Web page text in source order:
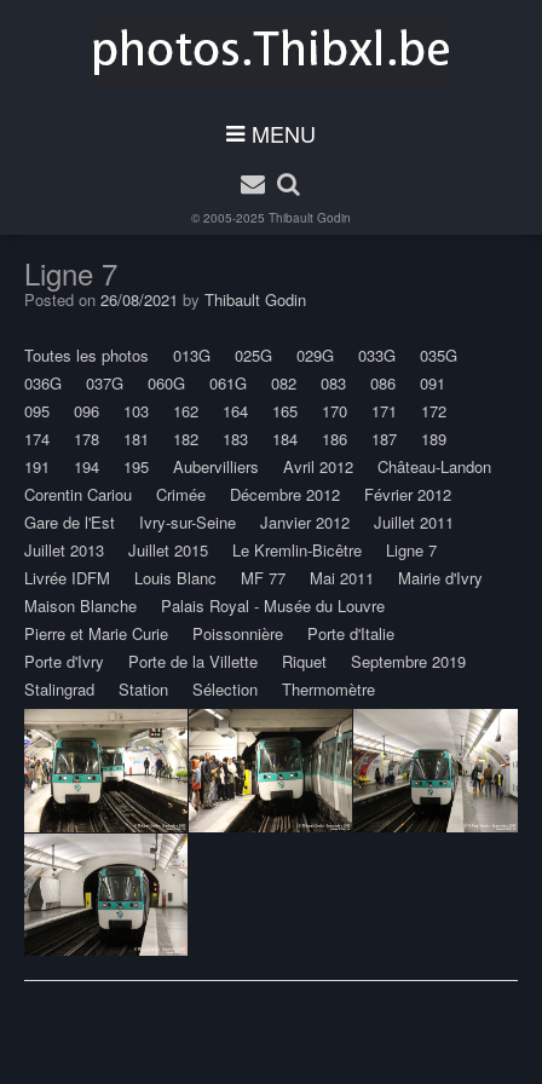
MENU
© 2005-2025 Thibault Godin
Ligne 7
Posted on 26/08/2021 by Thibault Godin
Toutes les photos 013G 025G 029G 033G
035G
036G
037G 060G 061G 082 083 086
091
095
096 103 162 164 165 170 171
172
174
178 181 182 183 184 186 187
189
191
194 195 Aubervilliers Avril 2012
Château-Landon
Corentin Cariou
Crimée Décembre 2012
Février 2012
Gare de l'Est
Ivry-sur-Seine Janvier 2012
Juillet 2011
Juillet 2013
Juillet 2015 Le Kremlin-Bicêtre
Ligne 7
Livrée IDFM
Louis Blanc MF 77 Mai 2011
Mairie d'Ivry
Maison Blanche
Palais Royal - Musée du Louvre
Pierre et Marie Curie
Poissonnière
Porte d'Italie
Porte d'Ivry
Porte de la Villette Riquet
Septembre 2019
Stalingrad
Station Sélection Thermomètre
Post